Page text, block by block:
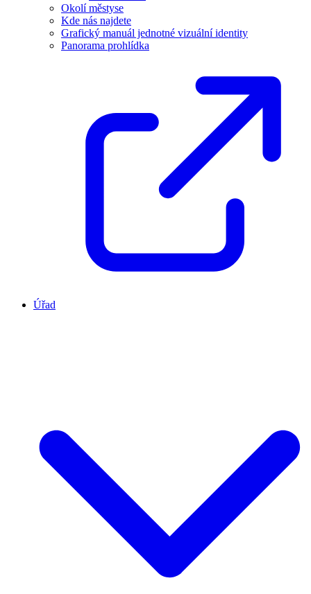
Okolí městyse
Kde nás najdete
Grafický manuál jednotné vizuální identity
Panorama prohlídka
Úřad